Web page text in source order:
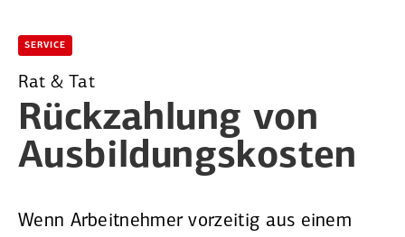
SERVICE
Rat & Tat
Rückzahlung von
Ausbil­dungs­kosten
Wenn Arbeitnehmer vorzeitig aus einem